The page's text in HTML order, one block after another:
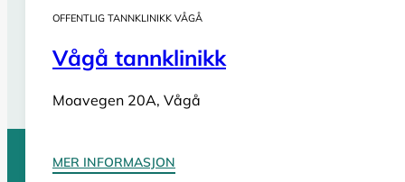
OFFENTLIG TANNKLINIKK VÅGÅ
Vågå tannklinikk
Moavegen 20A, Vågå
MER INFORMASJON
Har du behov forakutt tannlegehjelp
også i helger og på helligdager. Sjekk vår oversikt for